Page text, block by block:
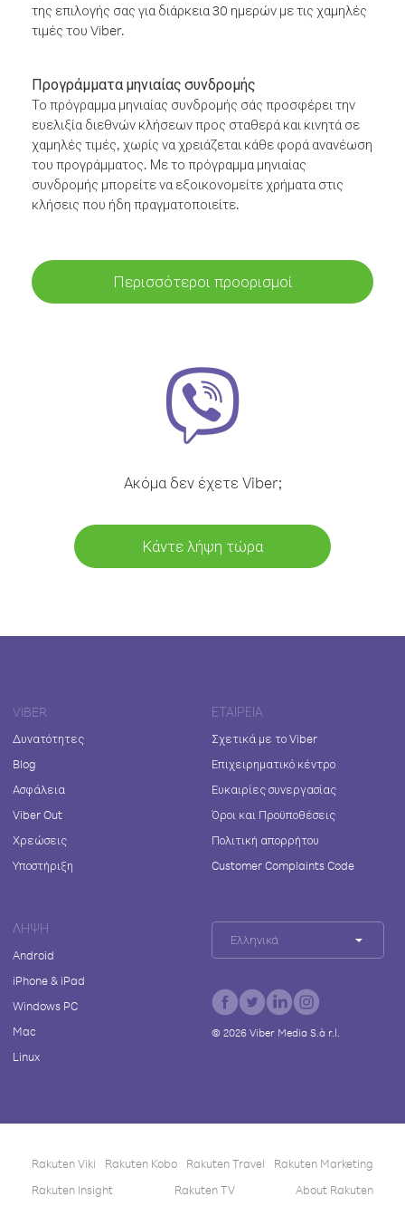
της επιλογής σας για διάρκεια 30 ημερών με τις χαμηλές
τιμές του Viber.
Προγράμματα μηνιαίας συνδρομής
Το πρόγραμμα μηνιαίας συνδρομής σάς προσφέρει την
ευελιξία διεθνών κλήσεων προς σταθερά και κινητά σε
χαμηλές τιμές, χωρίς να χρειάζεται κάθε φορά ανανέωση
του προγράμματος. Με το πρόγραμμα μηνιαίας
συνδρομής μπορείτε να εξοικονομείτε χρήματα στις
κλήσεις που ήδη πραγματοποιείτε.
Περισσότεροι προορισμοί
Ακόμα δεν έχετε Viber;
Κάντε λήψη τώρα
VIBER
Δυνατότητες
Blog
Ασφάλεια
Viber Out
Χρεώσεις
Υποστήριξη
ΕΤΑΙΡΕΊΑ
Σχετικά με το Viber
Επιχειρηματικό κέντρο
Ευκαιρίες συνεργασίας
Όροι και Προϋποθέσεις
Πολιτική απορρήτου
Customer Complaints Code
ΛΉΨΗ
Android
iPhone & iPad
Windows PC
Mac
Linux
Ελληνικά
© 2026Viber Media S.à r.l.
Rakuten Viki Rakuten Kobo Rakuten Travel
Rakuten Marketing
Rakuten Insight
Rakuten TV About Rakuten